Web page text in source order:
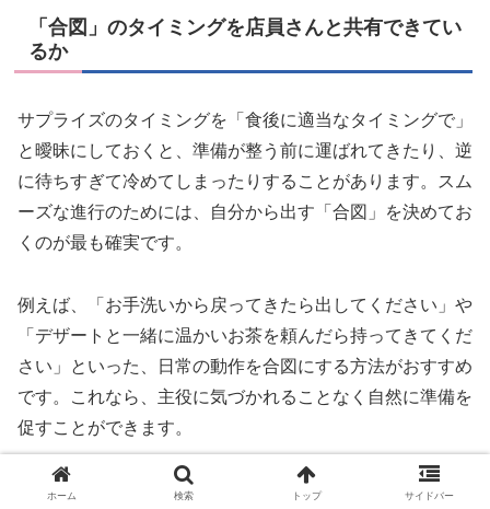
「合図」のタイミングを店員さんと共有できてい
るか
サプライズのタイミングを「食後に適当なタイミングで」
と曖昧にしておくと、準備が整う前に運ばれてきたり、逆
に待ちすぎて冷めてしまったりすることがあります。スム
ーズな進行のためには、自分から出す「合図」を決めてお
くのが最も確実です。
例えば、「お手洗いから戻ってきたら出してください」や
「デザートと一緒に温かいお茶を頼んだら持ってきてくだ
さい」といった、日常の動作を合図にする方法がおすすめ
です。これなら、主役に気づかれることなく自然に準備を
促すことができます。
また、合図を送る相手（担当の店員さん）を把握しておく
ホーム 検索 トップ サイドバー